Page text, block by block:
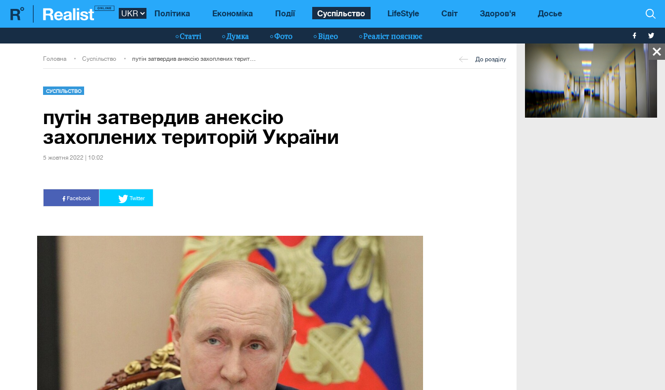
Політика Економіка Події Суспільство LifeStyle Світ Здоров'я Досье
Статті Думка Фото Відео Реаліст пояснює
Головна Суспільство До розділу
СУСПІЛЬСТВО
путін затвердив анексію
захоплених територій України
5 жовтня 2022 | 10:02
Facebook Twitter